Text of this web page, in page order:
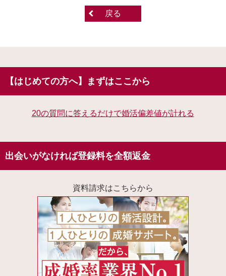
戻る
【はじめての方へ】まずはここから
20の質問に答えるだけで婚活偏差値が計れる
出会いがなければ登録料を全額返金
資料請求はこちらから